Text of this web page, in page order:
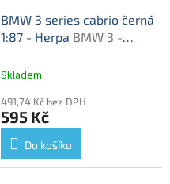
BMW 3 series cabrio černá
1:87 - Herpa BMW 3 -
Skladem
491,74 Kč bez DPH
595 Kč
Do košíku